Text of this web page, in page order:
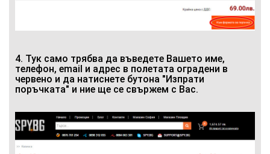
4. Тук само трябва да въведете Вашето име,
телефон, email и адрес в полетата оградени в
червено и да натиснете бутона "Изпрати
поръчката" и ние ще се свържем с Вас.